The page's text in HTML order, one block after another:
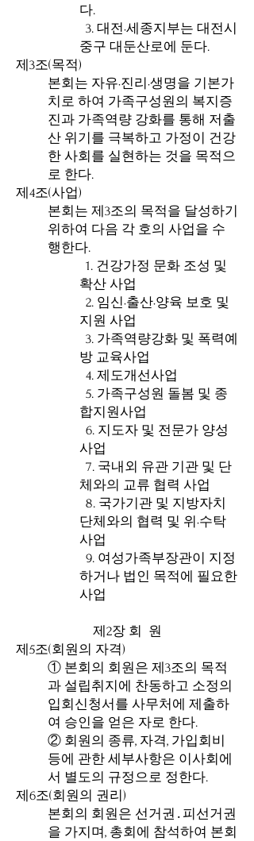
다.
3. 대전·세종지부는 대전시
중구 대둔산로에 둔다.
제3조(목적)
본회는 자유·진리·생명을 기본가
치로 하여 가족구성원의 복지증
진과 가족역량 강화를 통해 저출
산 위기를 극복하고 가정이 건강
한 사회를 실현하는 것을 목적으
로 한다.
제4조(사업)
본회는 제3조의 목적을 달성하기
위하여 다음 각 호의 사업을 수
행한다.
1. 건강가정 문화 조성 및
확산 사업
2. 임신·출산·양육 보호 및
지원 사업
3. 가족역량강화 및 폭력예
방 교육사업
4. 제도개선사업
5. 가족구성원 돌봄 및 종
합지원사업
6. 지도자 및 전문가 양성
사업
7. 국내외 유관 기관 및 단
체와의 교류 협력 사업
8. 국가기관 및 지방자치
단체와의 협력 및 위·수탁
사업
9. 여성가족부장관이 지정
하거나 법인 목적에 필요한
사업
제2장 회 원
제5조(회원의 자격)
① 본회의 회원은 제3조의 목적
과 설립취지에 찬동하고 소정의
입회신청서를 사무처에 제출하
여 승인을 얻은 자로 한다.
② 회원의 종류, 자격, 가입회비
등에 관한 세부사항은 이사회에
서 별도의 규정으로 정한다.
제6조(회원의 권리)
본회의 회원은 선거권․피선거권
을 가지며, 총회에 참석하여 본회